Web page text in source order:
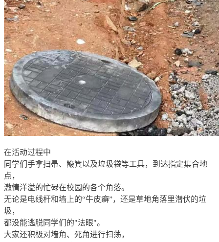
在活动过程中
同学们手拿扫帚、簸箕以及垃圾袋等工具，到达指定集合地
点，
激情洋溢的忙碌在校园的各个角落。
无论是电线杆和墙上的“牛皮癣”，还是草地角落里潜伏的垃
圾，
都没能逃脱同学们的"法眼"。
大家还积极对墙角、死角进行扫荡，